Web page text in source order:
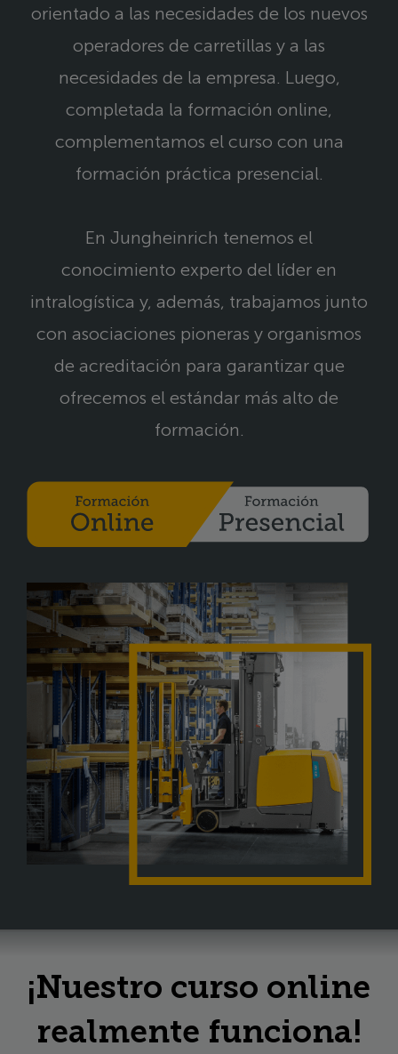
orientado a las necesidades de los nuevos
operadores de carretillas y a las
necesidades de la empresa. Luego,
completada la formación online,
complementamos el curso con una
formación práctica presencial.
En Jungheinrich tenemos el
conocimiento experto del líder en
intralogística y, además, trabajamos junto
con asociaciones pioneras y organismos
de acreditación para garantizar que
ofrecemos el estándar más alto de
formación.
¡Nuestro curso online
realmente funciona!